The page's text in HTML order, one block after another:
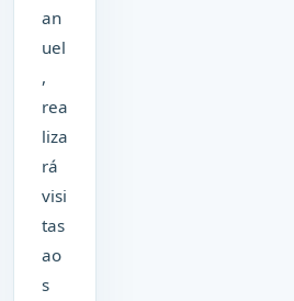
an
uel
,
rea
liza
rá
visi
tas
ao
s